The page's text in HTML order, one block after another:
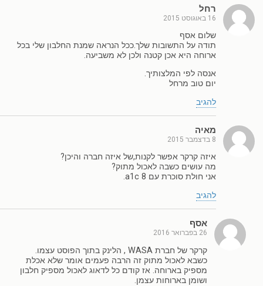
רחל
16 באוגוסט 2015
שלום אסף
תודה על התשובות שלך.ככל הנראה שמנת החלבון שלי בכל
ארוחה היא אכן קטנה ולכן לא משביעה.
אנסה לפי המלצותיך.
יום טוב מרחל
להגיב
מאיה
8 בדצמבר 2015
איזה קרקר אפשר לקנות,של איזה חברה והיכן?
מה עושים כשבה לאכול מתוק?
אני חולת סוכרת עם 8 a1c.
להגיב
אסף
26 בפברואר 2016
קרקר של חברת WASA , הלינק בתוך הפוסט עצמו.
כשבא לאכול מתוק זה הרבה פעמים אומר שלא אכלת
מספיק בארוחה. אז קודם כל לדאוג לאכול מספיק חלבון
ושומן בארוחות עצמן.